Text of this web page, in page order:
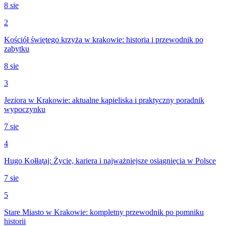
8 sie
2
Kościół świętego krzyża w krakowie: historia i przewodnik po
zabytku
8 sie
3
Jeziora w Krakowie: aktualne kąpieliska i praktyczny poradnik
wypoczynku
7 sie
4
Hugo Kołłątaj: Życie, kariera i najważniejsze osiągnięcia w Polsce
7 sie
5
Stare Miasto w Krakowie: kompletny przewodnik po pomniku
historii